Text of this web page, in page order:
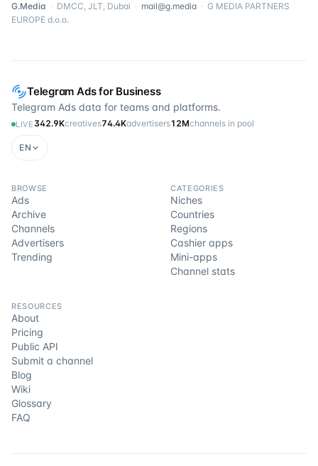
Telegram Ads for Business
Telegram Ads data for teams and platforms.
LIVE 342.9Kcreatives74.4Kadvertisers12Mchannels in pool
EN
BROWSE
Ads
Archive
Channels
Advertisers
Trending
CATEGORIES
Niches
Countries
Regions
Cashier apps
Mini-apps
Channel stats
RESOURCES
About
Pricing
Public API
Submit a channel
Blog
Wiki
Glossary
FAQ
G.Media · DMCC, JLT, Dubai · mail@g.media · G MEDIA PARTNERS
EUROPE d.o.o.